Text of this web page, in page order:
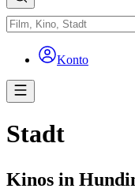
Konto
Stadt
Kinos in